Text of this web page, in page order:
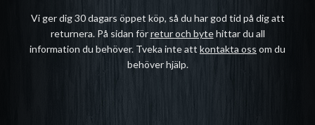
Vi ger dig 30 dagars öppet köp, så du har god tid på dig att
returnera. På sidan förretur och bytehittar du all
information du behöver. Tveka inte att kontakta oss om du
behöver hjälp.